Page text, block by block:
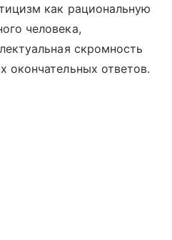
как рациональную
человека,
скромность
окончательных ответов.